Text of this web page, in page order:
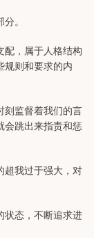
。
配，属于人格结构
规则和要求的内
刻监督着我们的言
会跳出来指责和惩
超我过于强大，对
状态，不断追求进